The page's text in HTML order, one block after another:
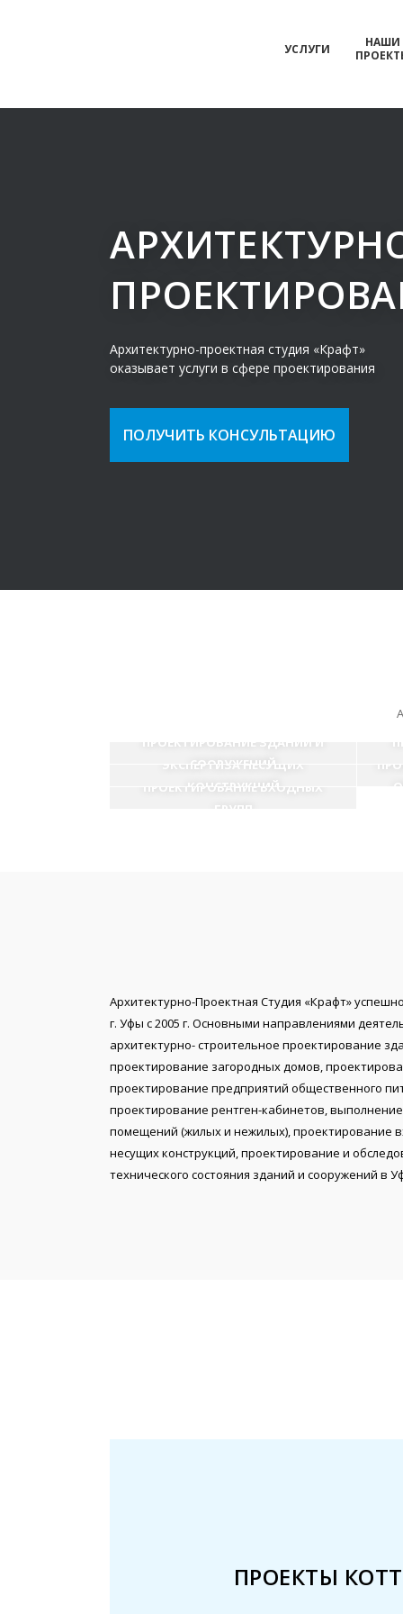
УСЛУГИ
НАШИ
Архитектурно-проектная студия «Крафт»
оказывает услуги в сфере проектирования
ПОЛУЧИТЬ КОНСУЛЬТАЦИЮ
ПРОЕКТИРОВАНИЕ ЗДАНИЙ И
СООРУЖЕНИЙ
ЭКСПЕРТИЗА НЕСУЩИХ
КОНСТРУКЦИЙ
ПРОЕКТИРОВАНИЕ ВХОДНЫХ
ГРУПП
Архитектурно-Проектная Студия «Крафт»
г. Уфы с 2005 г. Основными направлениями
архитектурно- строительное проектирование
проектирование загородных домов,
проектирование предприятий общественного
проектирование рентген-кабинетов,
помещений (жилых и нежилых), проектирование
несущих конструкций, проектирование и
технического состояния зданий и сооружений в
ПРОЕКТЫ